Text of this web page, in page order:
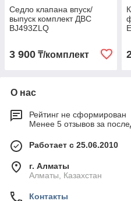
Седло клапана впуск/
выпуск комплект ДВС
BJ493ZLQ
3 900 ₸/комплект
О нас
Рейтинг не сформирован
Менее 5 отзывов за
Работает с 25.06.2010
г. Алматы
Алматы, Казахстан
Контакты